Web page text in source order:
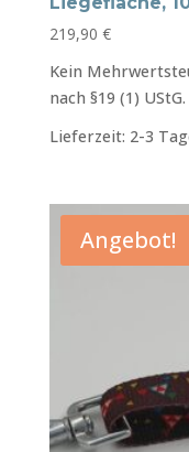
219,90 €
Kein
nach §19 (1) UStG.
Lieferzeit: 2-3
Angebot!